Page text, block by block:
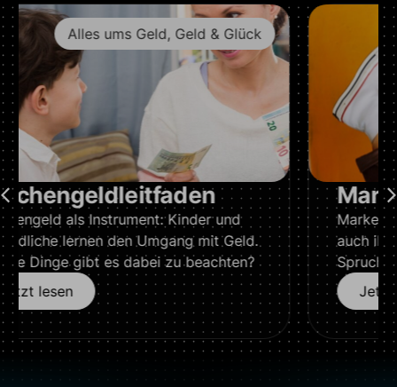
Geld & Glück
Markensachen
Markenklamotten sind ‚in‘, aber sind sie
auch ihr Geld wert? Oder stimmt der
Spruch: „Wer billig kauft, kauft teuer?“
Jetzt lesen